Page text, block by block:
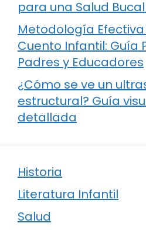
para una Salud
Metodología
Cuento Infantil: Guía
Padres y Educadores
¿Cómo se ve un
estructural? Guía
detallada
Historia
Literatura Infantil
Salud